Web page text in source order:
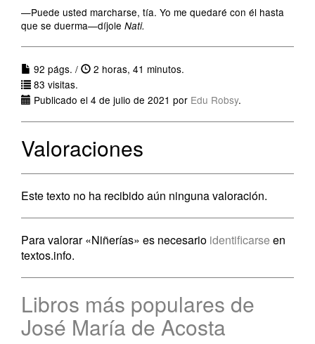
—Puede usted marcharse, tía. Yo me quedaré con él hasta
que se duerma—díjole Nati.
92 págs. /
2 horas, 41 minutos.
83 visitas.
Publicado el 4 de julio de 2021 por Edu Robsy.
Valoraciones
Este texto no ha recibido aún ninguna valoración.
Para valorar «Niñerías» es necesario identificarse en
textos.info.
Libros más populares de
José María de Acosta